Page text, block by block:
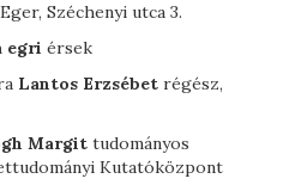
Széchenyi utca 3.
egri érsek
Lantos Erzsébet régész,
Margit tudományos
Kutatóközpont